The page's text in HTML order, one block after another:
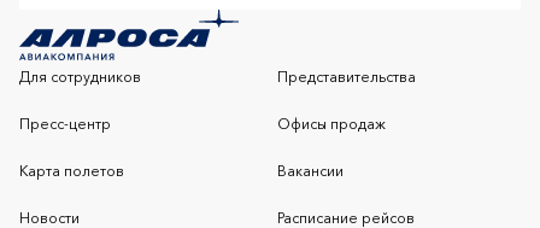
Для сотрудников Представительства
Пресс-центр Офисы продаж
Карта полетов Вакансии
Новости Расписание рейсов